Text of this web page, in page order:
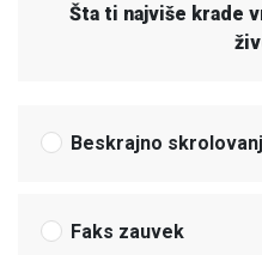
Šta ti najviše krade
Beskrajno
Faks zauvek